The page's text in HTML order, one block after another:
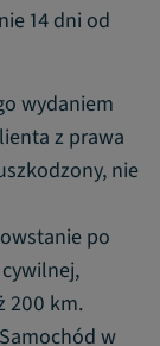
14 dni od
wydaniem
z prawa
nie
po
200 km.
w